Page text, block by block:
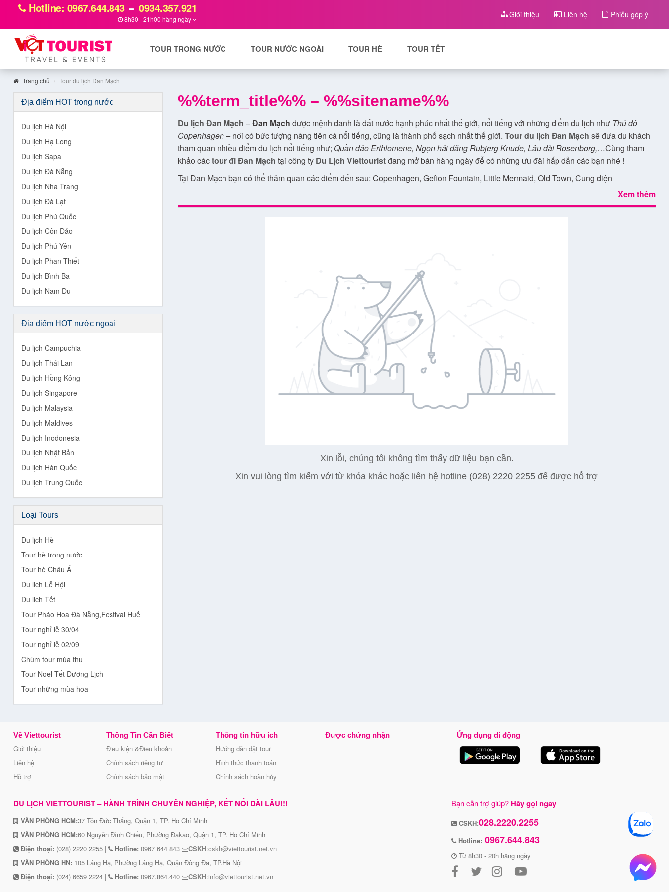
Hotline: 0967.644.843 0934.357.921
8h30 - 21h00 hàng ngày Giới thiệu Liên hệ Phiếu góp ý
TOUR TRONG NƯỚC TOUR NƯỚC NGOÀI TOUR HÈ TOUR TẾT
Trang chủ Tour du lịch Đan Mạch
%%term_title%% – %%sitename%%
Du lịch Đan Mạch –Đan Mạch được mệnh danh là đất nước hạnh phúc nhất thế giới, nổi tiếng với những điểm du lịch như Thủ đô
Copenhagen – nơi có bức tượng nàng tiên cá nổi tiếng, cũng là thành phố sạch nhất thế giới. Tour du lịch Đan Mạch sẽ đưa du khách
tham quan nhiều điểm du lịch nổi tiếng như; Quần đảo Erthlomene, Ngọn hải đăng Rubjerg Knude, Lâu đài Rosenborg,…Cùng tham
khảo cáctour đi Đan Mạch tại công ty Du Lịch Viettouristđang mở bán hàng ngày để có những ưu đãi hấp dẫn các bạn nhé !
Tại Đan Mạch bạn có thể thăm quan các điểm đến sau: Copenhagen, Gefion Fountain, Little Mermaid, Old Town, Cung điện
Amalienborg Palace, Rosenborg Castle, City Hall Square, Christiansborg Palace, Lâu đài Egeskov, Lâu đài Kronborg, Lâu đài
Rosenborg, Bờ biển Bornholm, Thị trấn cổ Aarhus, Con đường Nyhavn, Bảo tàng tàu Viking, Nhà thờ chính tòa Roskilde, Cầu
Được mệnh danh là quốc gia của hạnh phúc, có lẽ Đan Mạch đã làm cho chúng ta cảm thấy hào hứng và muốn
rồi để tìm hiểu những điều hạnh phúc đang hiện diện nơi đây. Và đúng như thế, khi đặt chân đến đất nước Đan Mạch trong hành
tôi đã cảm thấy được điều đó. Đan Mạch là một đất nước xanh, sạch, đẹp với khí hậu trong lành, các thành
phố của Đan Mạch lúc nào cũng tràn ngập sắc hoa hương trời, với những lâu đài tuyệt đẹp, những khu vui chơi giải trí hấp dẫn.
thực sự đã làm thỏa mãn niềm đam mê du lịch của tôi.
Xem thêm
Xin lỗi, chúng tôi không tìm thấy dữ liệu bạn cần.
Xin vui lòng tìm kiếm với từ khóa khác hoặc liên hệ hotline (028) 2220 2255 để được hỗ trợ
Địa điểm HOT trong nước
Du lịch Hà Nội
Du lịch Hạ Long
Du lịch Sapa
Du lịch Đà Nẵng
Du lịch Nha Trang
Du lịch Đà Lạt
Du lịch Phú Quốc
Du lịch Côn Đảo
Du lịch Phú Yên
Du lịch Phan Thiết
Du lịch Bình Ba
Du lịch Nam Du
Địa điểm HOT nước ngoài
Du lịch Campuchia
Du lịch Thái Lan
Du lịch Hồng Kông
Du lịch Singapore
Du lịch Malaysia
Du lịch Maldives
Du lịch Inodonesia
Du lịch Nhật Bản
Du lịch Hàn Quốc
Du lịch Trung Quốc
Loại Tours
Du lịch Hè
Tour hè trong nước
Tour hè Châu Á
Du lich Lễ Hội
Du lich Tết
Tour Pháo Hoa Đà Nẵng,Festival Huế
Tour nghỉ lễ 30/04
Tour nghỉ lễ 02/09
Chùm tour mùa thu
Tour Noel Tết Dương Lịch
Tour những mùa hoa
Về Viettourist
Giới thiệu
Liên hệ
Hỗ trợ
Thông Tin Cần Biết
Điều kiện &Điều khoản
Chính sách riêng tư
Chính sách bảo mật
Thông tin hữu ích
Hướng dẫn đặt tour
Hình thức thanh toán
Chính sách hoàn hủy
Được chứng nhận Ứng dụng di động
Bạn cần trợ giúp? Hãy gọi ngay
CSKH:028.2220.2255
Hotline: 0967.644.843
Từ 8h30 - 20h hằng ngày
DU LỊCH VIETTOURIST – HÀNH TRÌNH CHUYÊN NGHIỆP, KẾT NỐI DÀI LÂU!!!
VĂN PHÒNG HCM:37 Tôn Đức Thắng, Quận 1, TP. Hồ Chí Minh
VĂN PHÒNG HCM:60 Nguyễn Đình Chiểu, Phường Đakao, Quận 1, TP. Hồ Chí Minh
Điện thoại: (028) 2220 2255 | Hotline: 0967 644 843 CSKH:cskh@viettourist.net.vn
VĂN PHÒNG HN: 105 Láng Hạ, Phường Láng Hạ, Quận Đông Đa, TP.Hà Nội
Điện thoại: (024) 6659 2224 | Hotline: 0967.864.440 CSKH:info@viettourist.net.vn